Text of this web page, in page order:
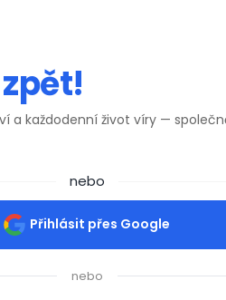
zpět!
a každodenní život víry —
nebo
Přihlásit přes Google
nebo